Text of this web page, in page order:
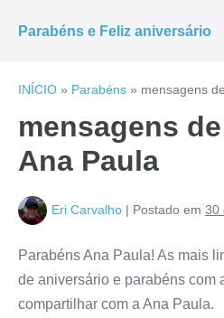
para
conteúdo
Parabéns e Feliz aniversário
INÍCIO » Parabéns » mensagens
mensagens
Ana Paula
Eri Carvalho | Postado em 30
Parabéns Ana Paula! As mais
de aniversário e parabéns com
compartilhar com a Ana Paula.